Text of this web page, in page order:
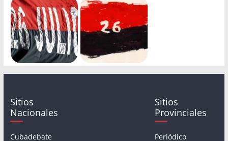
Sitios
Nacionales
Cubadebate
Sitios
Provinciales
Periódico